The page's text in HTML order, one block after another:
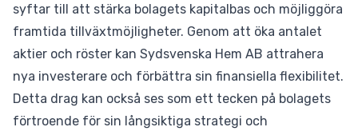
syftar till att stärka bolagets kapitalbas och möjliggöra
framtida tillväxtmöjligheter. Genom att öka antalet
aktier och röster kan Sydsvenska Hem AB attrahera
nya investerare och förbättra sin finansiella flexibilitet.
Detta drag kan också ses som ett tecken på bolagets
förtroende för sin långsiktiga strategi och